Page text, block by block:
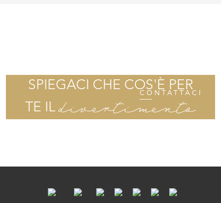
SPIEGACI CHE COS'È PER
TE IL divertimento
CONTATTACI